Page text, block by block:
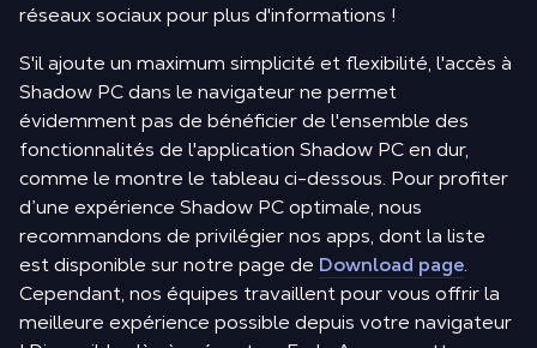
réseaux sociaux pour plus d'informations !
S'il ajoute un maximum simplicité et flexibilité, l'accès à
Shadow PC dans le navigateur ne permet
évidemment pas de bénéficier de l'ensemble des
fonctionnalités de l'application Shadow PC en dur,
comme le montre le tableau ci-dessous. Pour profiter
d’une expérience Shadow PC optimale, nous
recommandons de privilégier nos apps, dont la liste
est disponible sur notre page de Download page.
Cependant, nos équipes travaillent pour vous offrir la
meilleure expérience possible depuis votre navigateur